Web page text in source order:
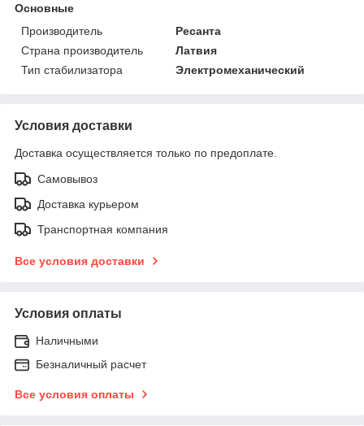
Основные
Производитель
Ресанта
Страна производитель
Латвия
Тип стабилизатора
Электромеханический
Условия доставки
Доставка осуществляется только по предоплате.
Самовывоз
Доставка курьером
Транспортная компания
Все условия доставки
Условия оплаты
Наличными
Безналичный расчет
Все условия оплаты